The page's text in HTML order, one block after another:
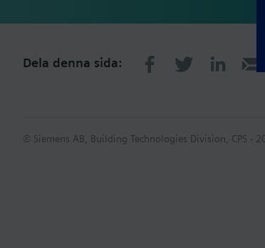
Dela denna sida:
© Siemens AB, Building Technologies Division, CPS -